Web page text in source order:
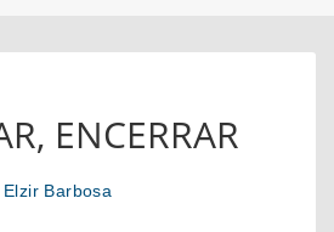
ENCERRAR
Elzir Barbosa